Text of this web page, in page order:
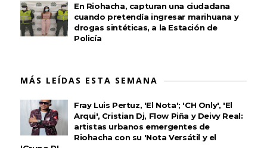
En Riohacha, capturan una ciudadana
cuando pretendía ingresar marihuana y
drogas sintéticas, a la Estación de
Policía
MÁS LEÍDAS ESTA SEMANA
Fray Luis Pertuz, 'El Nota'; 'CH Only', 'El
Arqui', Cristian Dj, Flow Piña y Deivy Real:
artistas urbanos emergentes de
Riohacha con su 'Nota Versátil y el